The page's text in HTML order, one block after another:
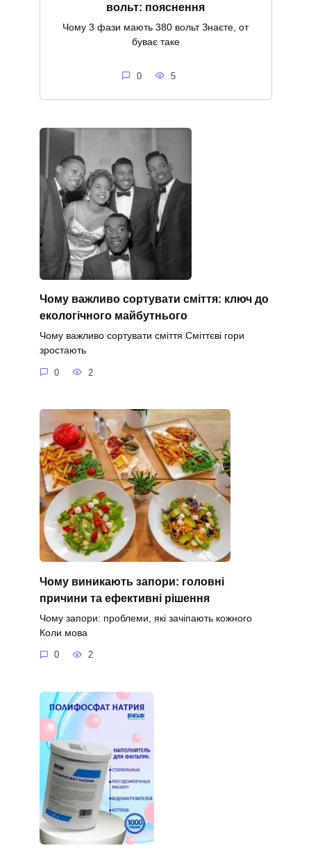
вольт: пояснення
Чому 3 фази мають 380 вольт Знаєте, от
буває таке
0 5
Чому важливо сортувати сміття: ключ до
екологічного майбутнього
Чому важливо сортувати сміття Сміттєві гори
зростають
0 2
Чому виникають запори: головні
причини та ефективні рішення
Чому запори: проблеми, які зачіпають кожного
Коли мова
0 2